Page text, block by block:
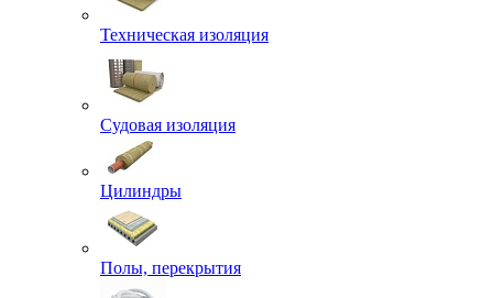
Техническая изоляция
Судовая изоляция
Цилиндры
Полы, перекрытия